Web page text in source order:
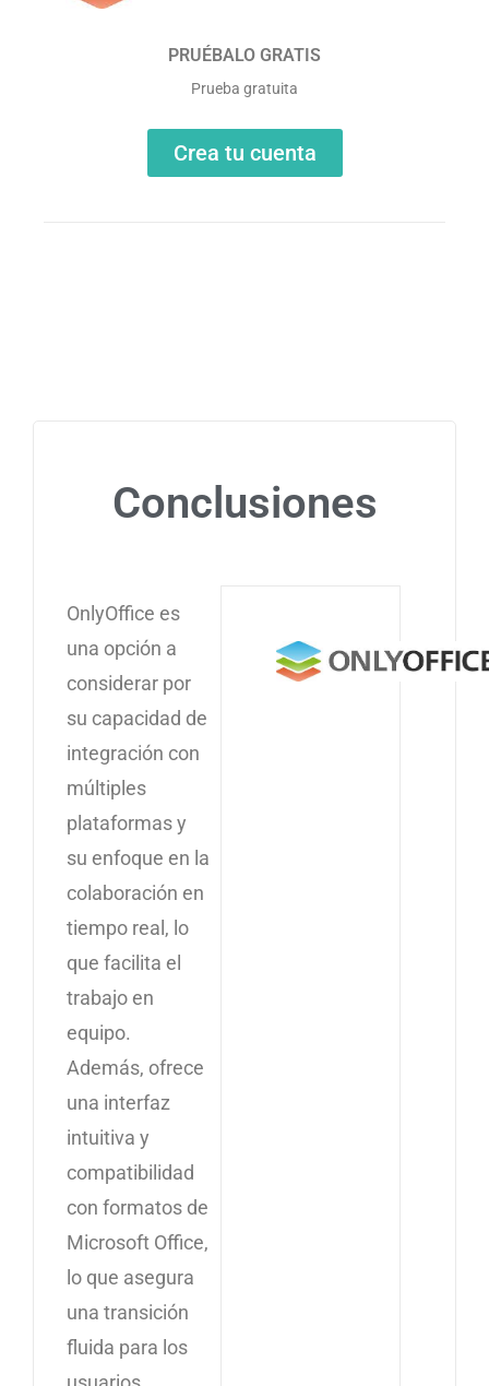
PRUÉBALO GRATIS
Prueba gratuita
Crea tu cuenta
Conclusiones
OnlyOffice es
una opción a
considerar por
su capacidad de
integración con
múltiples
plataformas y
su enfoque en la
colaboración en
tiempo real, lo
que facilita el
trabajo en
equipo.
Además, ofrece
una interfaz
intuitiva y
compatibilidad
con formatos de
Microsoft Office,
lo que asegura
una transición
fluida para los